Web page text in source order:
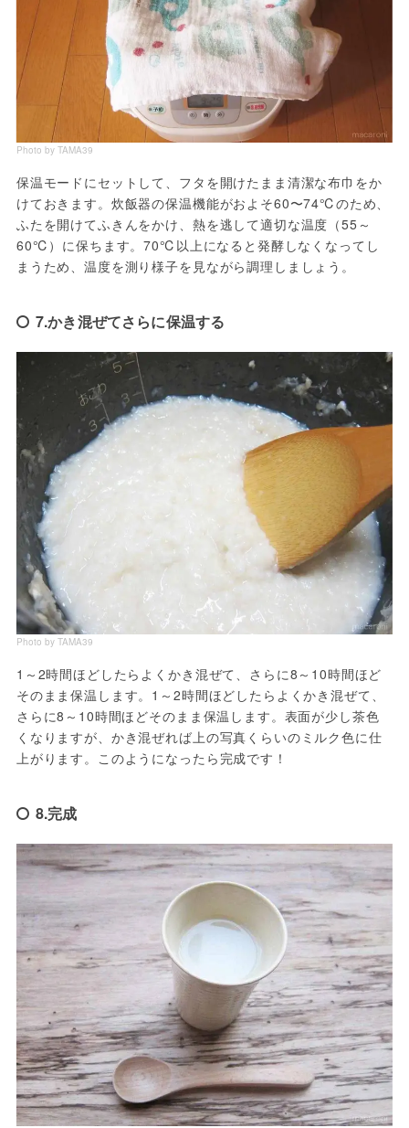
Photo by TAMA39
保温モードにセットして、フタを開けたまま清潔な布巾をか
けておきます。炊飯器の保温機能がおよそ60〜74℃のため、
ふたを開けてふきんをかけ、熱を逃して適切な温度（55～
60℃）に保ちます。70℃以上になると発酵しなくなってし
まうため、温度を測り様子を見ながら調理しましょう。
7.かき混ぜてさらに保温する
Photo by TAMA39
1～2時間ほどしたらよくかき混ぜて、さらに8～10時間ほど
そのまま保温します。1～2時間ほどしたらよくかき混ぜて、
さらに8～10時間ほどそのまま保温します。表面が少し茶色
くなりますが、かき混ぜれば上の写真くらいのミルク色に仕
上がります。このようになったら完成です！
8.完成